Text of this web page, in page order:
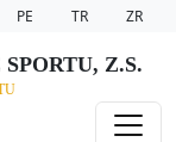
PE TR ZR
Z.S.